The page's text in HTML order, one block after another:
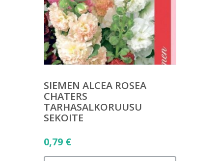
SIEMEN ALCEA ROSEA
CHATERS
TARHASALKORUUSU
SEKOITE
0,79 €